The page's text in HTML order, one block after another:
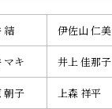
結 伊佐山 仁美
マキ 井上 佳那子
朝子 上森 祥平